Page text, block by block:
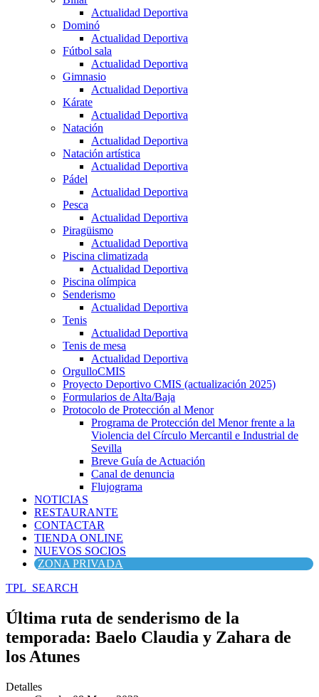
Actualidad Deportiva
Dominó
Actualidad Deportiva
Fútbol sala
Actualidad Deportiva
Gimnasio
Actualidad Deportiva
Kárate
Actualidad Deportiva
Natación
Actualidad Deportiva
Natación artística
Actualidad Deportiva
Pádel
Actualidad Deportiva
Pesca
Actualidad Deportiva
Piragüismo
Actualidad Deportiva
Piscina climatizada
Actualidad Deportiva
Piscina olímpica
Senderismo
Actualidad Deportiva
Tenis
Actualidad Deportiva
Tenis de mesa
Actualidad Deportiva
OrgulloCMIS
Proyecto Deportivo CMIS (actualización 2025)
Formularios de Alta/Baja
Protocolo de Protección al Menor
Programa de Protección del Menor frente a la
Violencia del Círculo Mercantil e Industrial de
Sevilla
Breve Guía de Actuación
Canal de denuncia
Flujograma
NOTICIAS
RESTAURANTE
CONTACTAR
TIENDA ONLINE
NUEVOS SOCIOS
ZONA PRIVADA
TPL_SEARCH
Última ruta de senderismo de la
temporada: Baelo Claudia y Zahara de
los Atunes
Detalles